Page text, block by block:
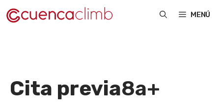
Saltar
al
MENÚ
Cita previa8a+